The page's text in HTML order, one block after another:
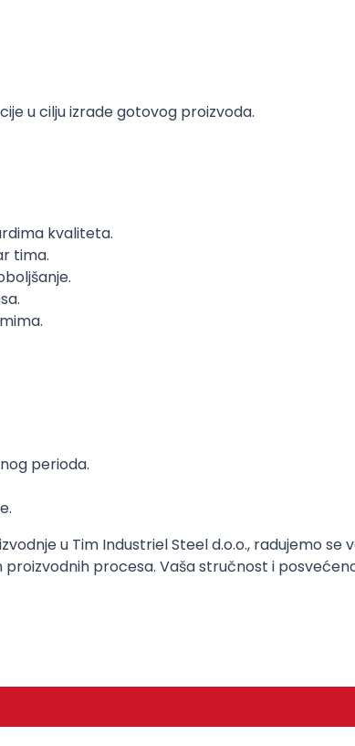
u cilju izrade gotovog proizvoda.
kvaliteta.
tima.
perioda.
u Tim Industriel Steel d.o.o., radujemo se
procesa. Vaša stručnost i